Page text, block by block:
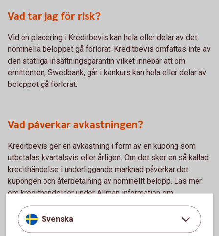
Vad tar jag för risk?
Vid en placering i Kreditbevis kan hela eller delar av det
nominella beloppet gå förlorat. Kreditbevis omfattas inte av
den statliga insättningsgarantin vilket innebär att om
emittenten, Swedbank, går i konkurs kan hela eller delar av
beloppet gå förlorat.
Vad påverkar avkastningen?
Kreditbevis ger en avkastning i form av en kupong som
utbetalas kvartalsvis eller årligen. Om det sker en så kallad
kredithändelse i underliggande marknad påverkar det
kupongen och återbetalning av nominellt belopp. Läs mer
om kredithändelser under Allmän information om
Kreditbevis.
Svenska